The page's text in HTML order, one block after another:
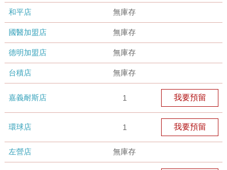
和平店 無庫存
國醫加盟店 無庫存
德明加盟店 無庫存
台積店 無庫存
嘉義耐斯店 1 我要預留
環球店 1 我要預留
左營店 無庫存